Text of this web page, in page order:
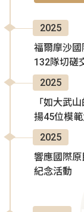
2025
福爾摩沙
132隊切磋
2025
「如大武
揚45位模
2025
響應國際
紀念活動